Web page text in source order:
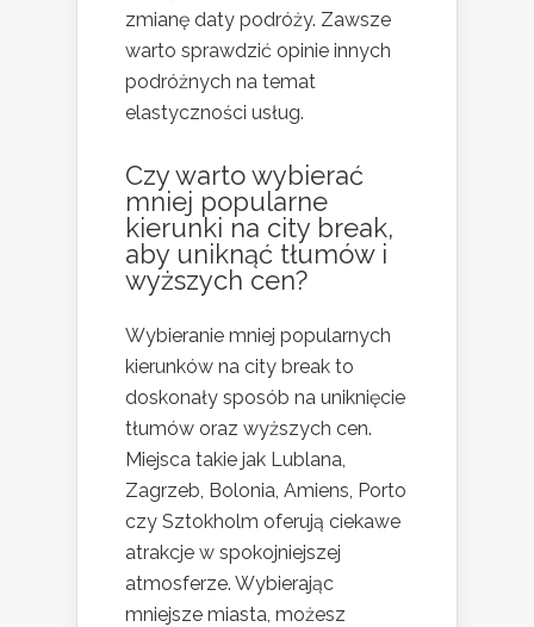
zmianę daty podróży. Zawsze
warto sprawdzić opinie innych
podróżnych na temat
elastyczności usług.
Czy warto wybierać
mniej popularne
kierunki na city break,
aby uniknąć tłumów i
wyższych cen?
Wybieranie mniej popularnych
kierunków na city break to
doskonały sposób na uniknięcie
tłumów oraz wyższych cen.
Miejsca takie jak Lublana,
Zagrzeb, Bolonia, Amiens, Porto
czy Sztokholm oferują ciekawe
atrakcje w spokojniejszej
atmosferze. Wybierając
mniejsze miasta, możesz